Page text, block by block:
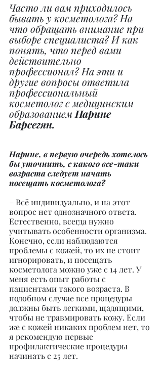
Часто ли вам приходилось
бывать у косметолога? На
что обращать внимание при
выборе специалиста? И как
понять, что перед вами
действительно
профессионал? На эти и
другие вопросы ответила
профессиональный
косметолог с медицинским
образованием Нарине
Барсегян.
Нарине, в первую очередь хотелось
бы уточнить, с какого все-таки
возраста следует начать
посещать косметолога?
– Всё индивидуально, и на этот
вопрос нет однозначного ответа.
Естественно, всегда нужно
учитывать особенности организма.
Конечно, если наблюдаются
проблемы с кожей, то их не стоит
игнорировать, и посещать
косметолога можно уже с 14 лет. У
меня есть опыт работы с
пациентами такого возраста. В
подобном случае все процедуры
должны быть легкими, щадящими,
чтобы не травмировать кожу. Если
же с кожей никаких проблем нет, то
я рекомендую первые
профилактические процедуры
начинать с 25 лет.